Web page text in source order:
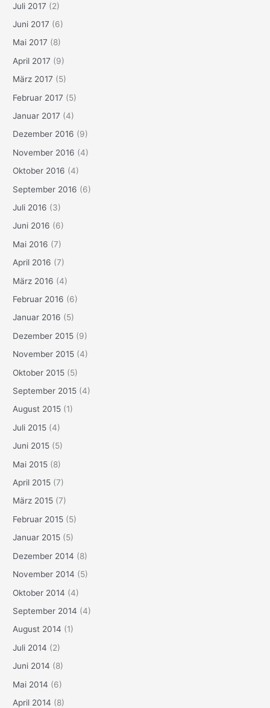
Juli 2017 (2)
Juni 2017 (6)
Mai 2017 (8)
April 2017 (9)
März 2017 (5)
Februar 2017 (5)
Januar 2017 (4)
Dezember 2016 (9)
November 2016 (4)
Oktober 2016 (4)
September 2016 (6)
Juli 2016 (3)
Juni 2016 (6)
Mai 2016 (7)
April 2016 (7)
März 2016 (4)
Februar 2016 (6)
Januar 2016 (5)
Dezember 2015 (9)
November 2015 (4)
Oktober 2015 (5)
September 2015 (4)
August 2015 (1)
Juli 2015 (4)
Juni 2015 (5)
Mai 2015 (8)
April 2015 (7)
März 2015 (7)
Februar 2015 (5)
Januar 2015 (5)
Dezember 2014 (8)
November 2014 (5)
Oktober 2014 (4)
September 2014 (4)
August 2014 (1)
Juli 2014 (2)
Juni 2014 (8)
Mai 2014 (6)
April 2014 (8)